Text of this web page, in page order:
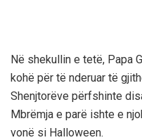
Në shekullin e tetë, Papa
kohë për të nderuar të
Shenjtorëve përfshinte
Mbrëmja e parë ishte e
vonë si Halloween.